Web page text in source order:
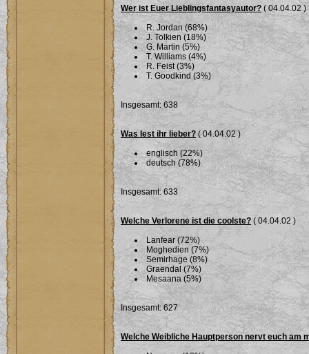
Wer ist Euer Lieblingsfantasyautor? ( 04.04.02 )
R. Jordan (68%)
J. Tolkien (18%)
G. Martin (5%)
T. Williams (4%)
R. Feist (3%)
T. Goodkind (3%)
Insgesamt: 638
Was lest ihr lieber?( 04.04.02 )
englisch (22%)
deutsch (78%)
Insgesamt: 633
Welche Verlorene ist die coolste? ( 04.04.02 )
Lanfear (72%)
Moghedien (7%)
Semirhage (8%)
Graendal (7%)
Mesaana (5%)
Insgesamt: 627
Welche Weibliche Hauptperson nervt euch am